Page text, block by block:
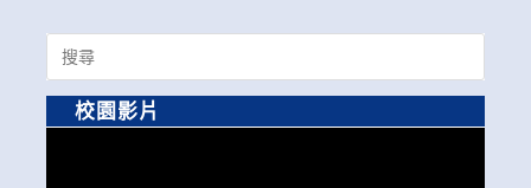
Search
for:
校園影片